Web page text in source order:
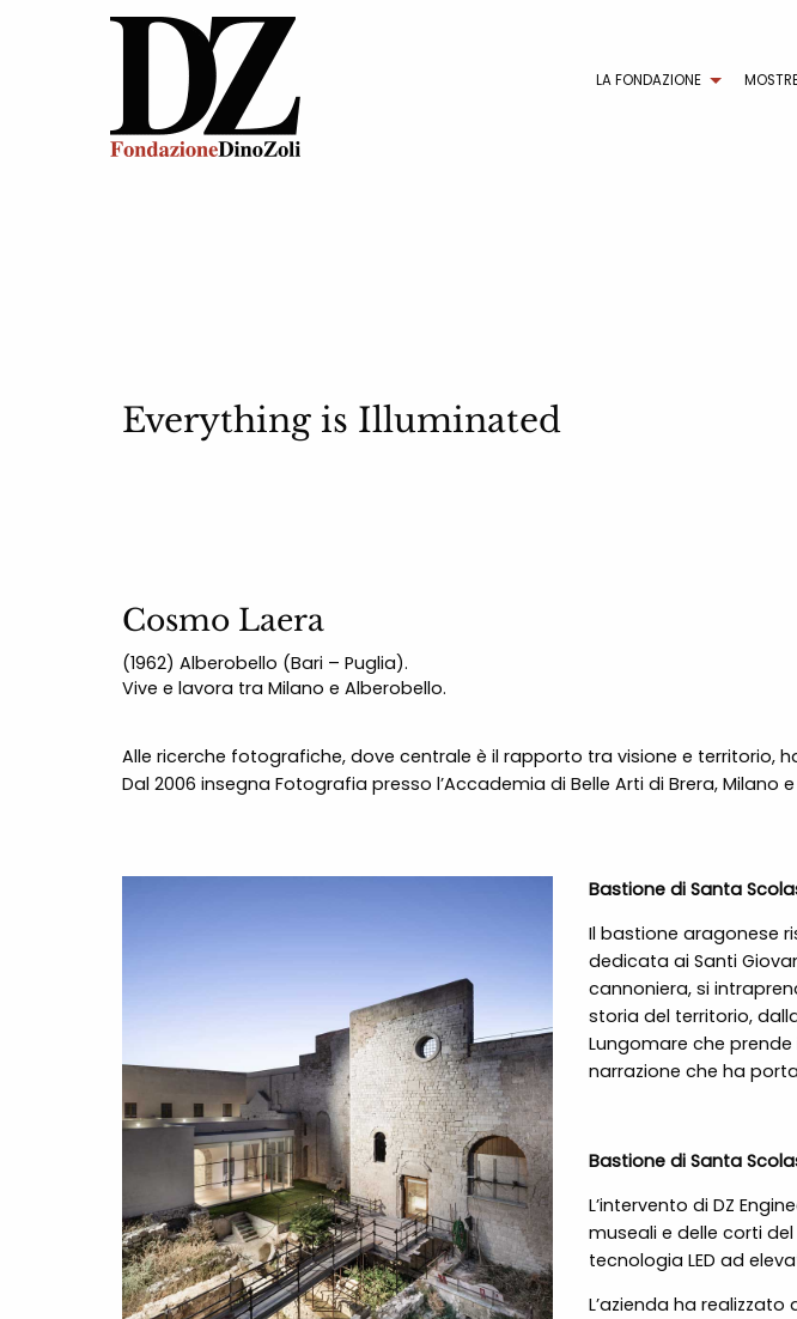
LA FONDAZIONE
Everything is Illuminated
Cosmo Laera
(1962) Alberobello (Bari – Puglia).
Vive e lavora tra Milano e Alberobello.
Alle ricerche fotografiche, dove centrale è il rapporto tra visione e
Dal 2006 insegna Fotografia presso l’Accademia di Belle Arti di Brera,
Bastione di Santa
Il bastione aragonese
dedicata ai Santi
cannoniera, si
storia del territorio,
Lungomare che prende
narrazione che ha
Bastione di Santa
L’intervento di DZ
museali e delle corti
tecnologia LED ad
L’azienda ha realizzato